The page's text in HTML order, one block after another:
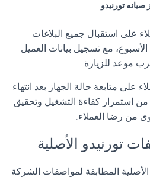
صيانه تورنيدو
على استقبال جميع البلاغات
مع تسجيل بيانات العميل
موعد للزيارة.
متابعة حالة الجهاز بعد انتهاء
من استمرار كفاءة التشغيل وتحقيق
من رضا العملاء.
تورنيدو الأصلية
المطابقة لمواصفات الشركة